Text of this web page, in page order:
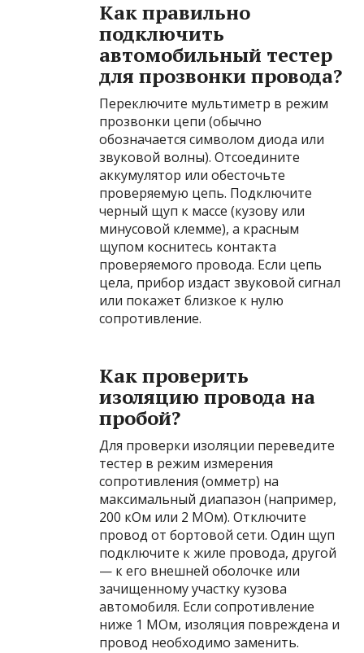
Как правильно
подключить
автомобильный тестер
для прозвонки провода?
Переключите мультиметр в режим
прозвонки цепи (обычно
обозначается символом диода или
звуковой волны). Отсоедините
аккумулятор или обесточьте
проверяемую цепь. Подключите
черный щуп к массе (кузову или
минусовой клемме), а красным
щупом коснитесь контакта
проверяемого провода. Если цепь
цела, прибор издаст звуковой сигнал
или покажет близкое к нулю
сопротивление.
Как проверить
изоляцию провода на
пробой?
Для проверки изоляции переведите
тестер в режим измерения
сопротивления (омметр) на
максимальный диапазон (например,
200 кОм или 2 МОм). Отключите
провод от бортовой сети. Один щуп
подключите к жиле провода, другой
— к его внешней оболочке или
зачищенному участку кузова
автомобиля. Если сопротивление
ниже 1 МОм, изоляция повреждена и
провод необходимо заменить.